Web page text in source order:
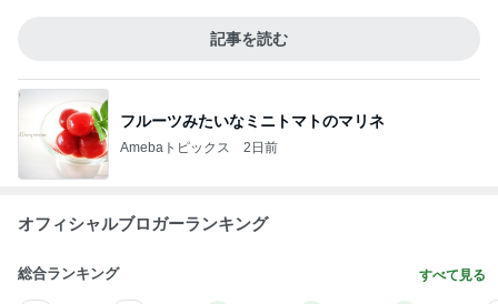
記事を読む
フルーツみたいなミニトマトのマリネ
Amebaトピックス 2日前
オフィシャルブロガーランキング
総合ランキング すべて見る